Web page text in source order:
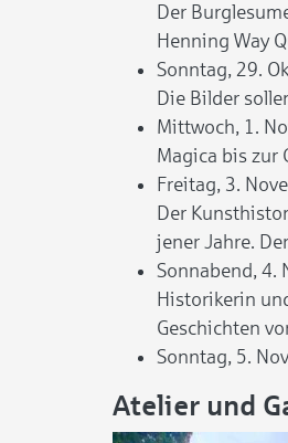
Der
Henning Way
Sonntag, 29.
Die Bilder
Mittwoch, 1.
Magica bis zur
Freitag, 3.
Der
jener Jahre.
Sonnabend, 4.
Historikerin
Geschichten
Sonntag, 5.
Atelier und